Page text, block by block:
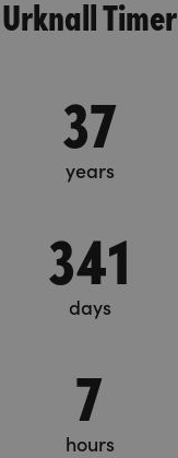
Urknall Timer
37
years
341
days
7
hours